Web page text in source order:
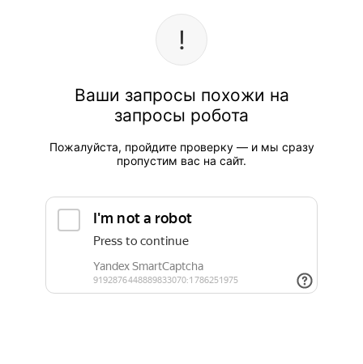
Ваши запросы похожи на
запросы робота
Пожалуйста, пройдите проверку — и мы сразу
пропустим вас на сайт.